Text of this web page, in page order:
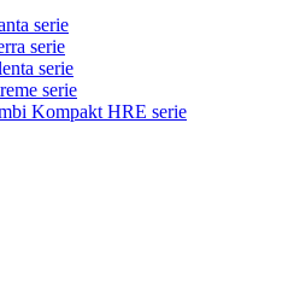
serie
serie
serie
serie
Kompakt HRE serie